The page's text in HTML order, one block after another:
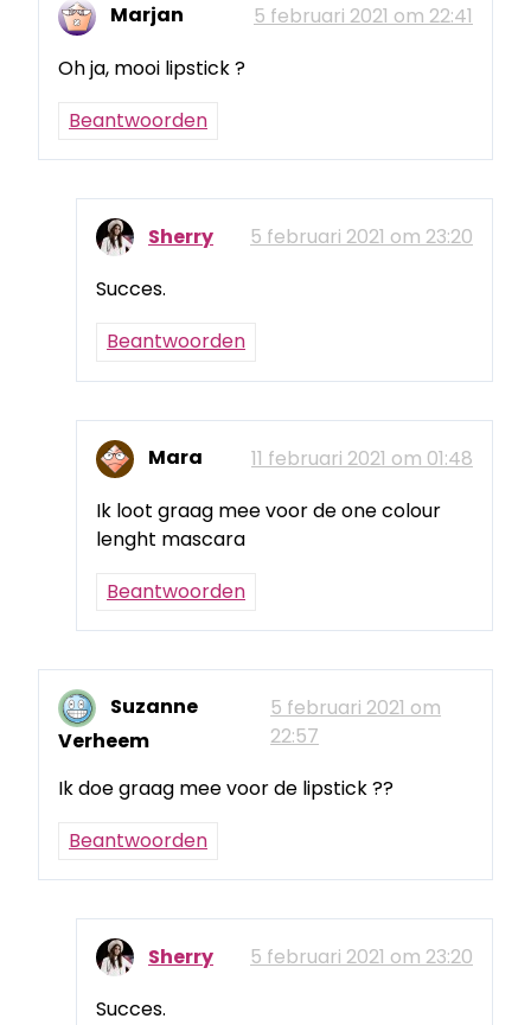
Marjan
5 februari 2021 om 22:41
Oh ja, mooi lipstick ?
Beantwoorden
Sherry
5 februari 2021 om 23:20
Succes.
Beantwoorden
Mara
11 februari 2021 om 01:48
Ik loot graag mee voor de one colour
lenght mascara
Beantwoorden
Suzanne
Verheem
5 februari 2021 om
22:57
Ik doe graag mee voor de lipstick ??
Beantwoorden
Sherry
5 februari 2021 om 23:20
Succes.